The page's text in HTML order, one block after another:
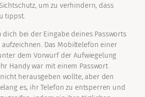
um zu verhindern, dass
tippst.
bei der Eingabe deines Passworts
Das Mobiltelefon einer
dem Vorwurf der Aufwiegelung
Handy war mit einem Passwort
herausgeben wollte, aber den
es, ihr Telefon zu entsperren und